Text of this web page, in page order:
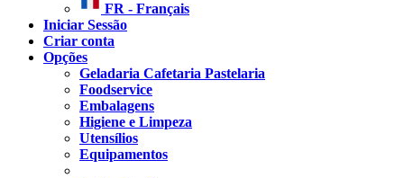
FR - Français
Iniciar Sessão
Criar conta
Opções
Geladaria Cafetaria Pastelaria
Foodservice
Embalagens
Higiene e Limpeza
Utensílios
Equipamentos